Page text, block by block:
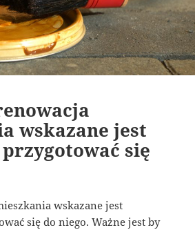
wskazane jest
się
wskazane jest
się do niego. Ważne jest by